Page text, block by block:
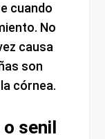
cuando
No
causa
son
córnea.
senil